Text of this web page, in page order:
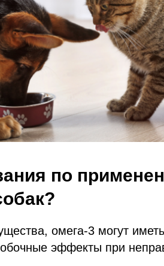
по
омега-3 могут
эффекты при